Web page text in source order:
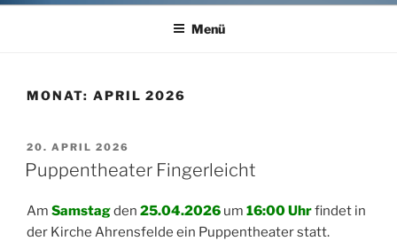
Menü
MONAT: APRIL 2026
VERÖFFENTLICHT
AM
20. APRIL 2026
Puppentheater Fingerleicht
Am Samstagden 25.04.2026 um 16:00 Uhrfindet in
der Kirche Ahrensfelde ein Puppentheater statt.